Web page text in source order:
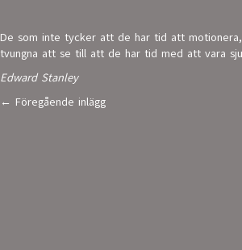
De som inte tycker att de har tid att
tvungna att se till att de har tid med att vara
Edward Stanley
Posts
← Föregående inlägg